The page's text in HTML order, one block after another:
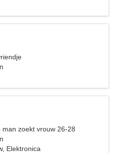
man zoekt vrouw 26-28
Elektronica